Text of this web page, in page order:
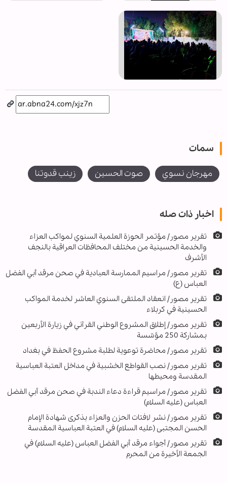
سمات
مهرجان نسوي صوت الحسين زينب قدوتنا
اخبار ذات صله
تقرير مصور/ مؤتمر الحوزة العلمية السنوي لمواكب العزاء
والخدمة الحسينية من مختلف المحافظات العراقية بالنجف
الأشرف
تقرير مصور/ مراسيم الممارسة العبادية في صحن مرقد أبي الفضل
العباس (ع)
تقرير مصور/ انعقاد الملتقى السنوي العاشر لخدمة المواكب
الحسينية في كربلاء
تقرير مصور/ إطلاق المشروع الوطني القرآني في زيارة الأربعين
بمشاركة 250 مؤسّسة
تقرير مصور/ محاضرة توعوية لطلبة مشروع الحفظ في بغداد
تقرير مصور/ نصب القواطع الخشبية في مداخل العتبة العباسية
المقدسة ومحيطها
تقرير مصور/ مراسيم قراءة دعاء الندبة في صحن مرقد أبي الفضل
العباس (عليه السلام)
تقرير مصور/ نشر لافتات الحزن والعزاء بذكرى شهادة الإمام
الحسن المجتبى (عليه السلام) في العتبة العباسية المقدسة
تقرير مصور/ أجواء مرقد أبي الفضل العباس (عليه السلام) في
الجمعة الأخيرة من المحرم